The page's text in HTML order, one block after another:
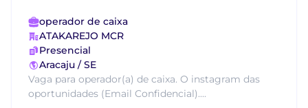
operador de caixa
ATAKAREJO MCR
Presencial
Aracaju / SE
Vaga para operador(a) de caixa. O instagram das
oportunidades (Email Confidencial)....